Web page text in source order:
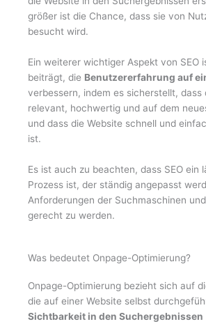
größer ist die Chance, dass sie von
besucht wird.
Ein weiterer wichtiger Aspekt von SEO
beiträgt, die Benutzererfahrung auf
verbessern, indem es sicherstellt, dass
relevant, hochwertig und auf dem
und dass die Website schnell und
ist.
Es ist auch zu beachten, dass SEO ein
Prozess ist, der ständig angepasst
Anforderungen der Suchmaschinen
gerecht zu werden.
Was bedeutet Onpage-Optimierung?
Onpage-Optimierung bezieht sich auf
die auf einer Website selbst
Sichtbarkeit in den Suchergebnissen